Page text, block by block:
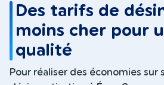
Des tarifs de
moins cher pour
qualité
Pour réaliser des économies sur